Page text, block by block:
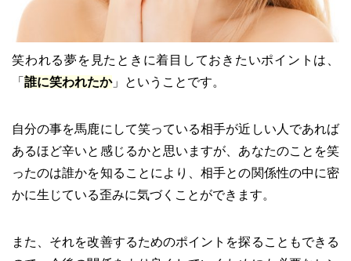
笑われる夢を見たときに着目しておきたいポイントは、
「 誰に笑われたか」ということです。
自分の事を馬鹿にして笑っている相手が近しい人であれば
あるほど辛いと感じるかと思いますが、あなたのことを笑
ったのは誰かを知ることにより、相手との関係性の中に密
かに生じている歪みに気づくことができます。
また、それを改善するためのポイントを探ることもできる